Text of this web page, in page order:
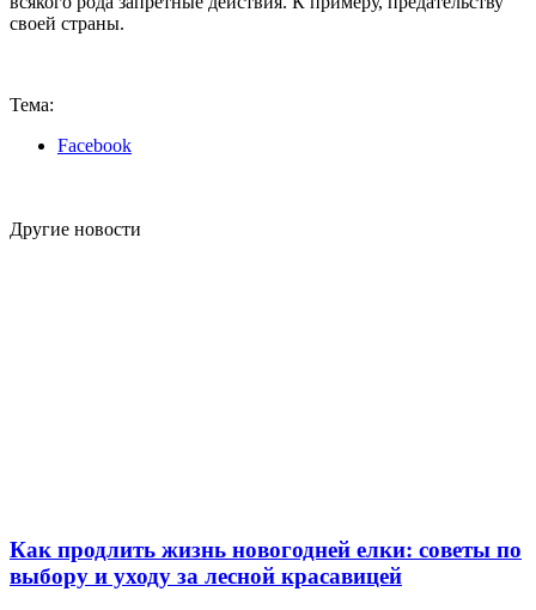
своей страны.
Тема:
Facebook
Другие новости
Как продлить жизнь новогодней елки: советы по
выбору и уходу за лесной красавицей